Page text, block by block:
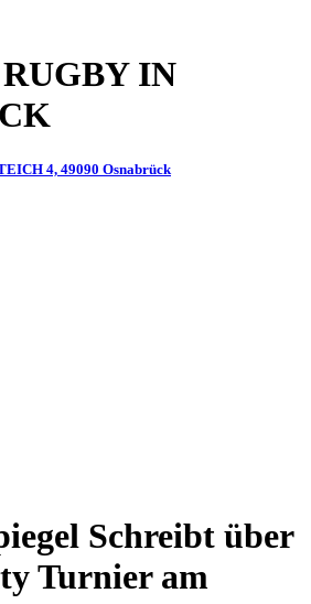
IN
4, 49090 Osnabrück
Schreibt über
Turnier am